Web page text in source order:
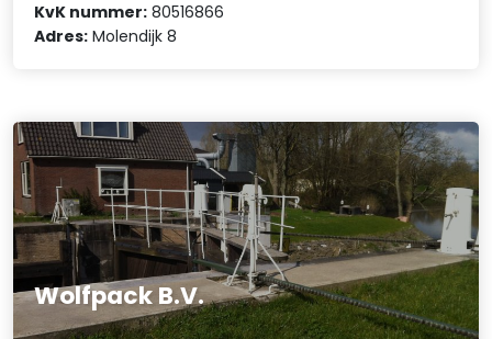
KvK nummer: 80516866
Adres: Molendijk 8
Wolfpack B.V.